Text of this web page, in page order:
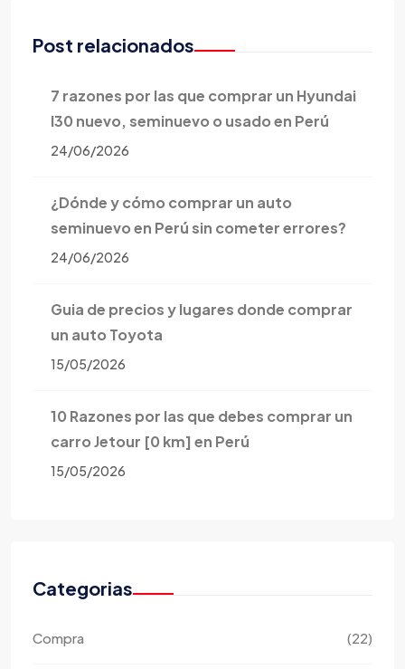
Post relacionados
7 razones por las que comprar un Hyundai
I30 nuevo, seminuevo o usado en Perú
24/06/2026
¿Dónde y cómo comprar un auto
seminuevo en Perú sin cometer errores?
24/06/2026
Guia de precios y lugares donde comprar
un auto Toyota
15/05/2026
10 Razones por las que debes comprar un
carro Jetour [0 km] en Perú
15/05/2026
Categorias
Compra (22)